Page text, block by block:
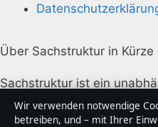
Über Sachstruktur in Kürze
Sachstruktur ist ein
Nachrichtenanbieter mit
Technik und Gesellschaft
Wir verwenden notwendige
betreiben, und – mit Ihrer